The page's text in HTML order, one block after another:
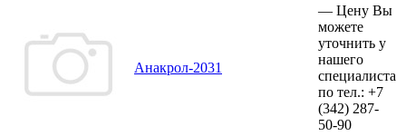
Анакрол-2031
— Цену Вы
можете
уточнить у
нашего
специалиста
по тел.: +7
(342) 287-
50-90